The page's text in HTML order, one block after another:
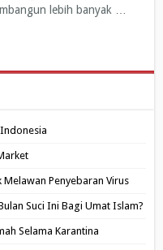
lebih banyak …
Penyebaran Virus
Suci Ini Bagi Umat Islam?
Selama Karantina